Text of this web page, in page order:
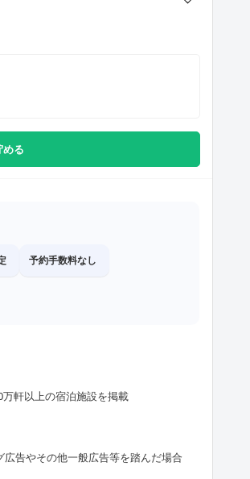
める
予約手数料なし
軒以上の宿泊施設を掲載
告やその他一般広告等を踏んだ場合